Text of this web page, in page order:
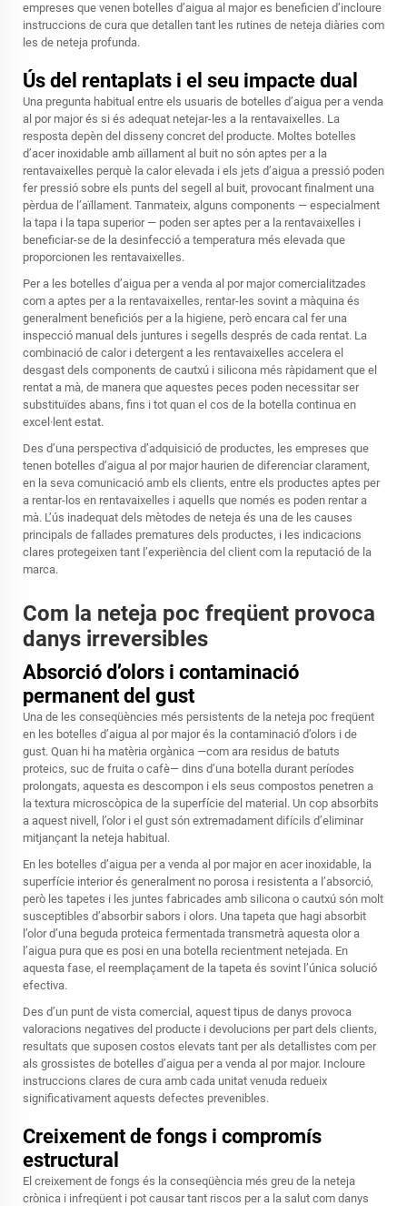
empreses que venen botelles d’aigua al major es beneficien d’incloure
instruccions de cura que detallen tant les rutines de neteja diàries com
les de neteja profunda.
Ús del rentaplats i el seu impacte dual
Una pregunta habitual entre els usuaris de botelles d’aigua per a venda
al por major és si és adequat netejar-les a la rentavaixelles. La
resposta depèn del disseny concret del producte. Moltes botelles
d’acer inoxidable amb aïllament al buit no són aptes per a la
rentavaixelles perquè la calor elevada i els jets d’aigua a pressió poden
fer pressió sobre els punts del segell al buit, provocant finalment una
pèrdua de l’aïllament. Tanmateix, alguns components — especialment
la tapa i la tapa superior — poden ser aptes per a la rentavaixelles i
beneficiar-se de la desinfecció a temperatura més elevada que
proporcionen les rentavaixelles.
Per a les botelles d’aigua per a venda al por major comercialitzades
com a aptes per a la rentavaixelles, rentar-les sovint a màquina és
generalment beneficiós per a la higiene, però encara cal fer una
inspecció manual dels juntures i segells després de cada rentat. La
combinació de calor i detergent a les rentavaixelles accelera el
desgast dels components de cautxú i silicona més ràpidament que el
rentat a mà, de manera que aquestes peces poden necessitar ser
substituïdes abans, fins i tot quan el cos de la botella continua en
excel·lent estat.
Des d’una perspectiva d’adquisició de productes, les empreses que
tenen botelles d’aigua al por major haurien de diferenciar clarament,
en la seva comunicació amb els clients, entre els productes aptes per
a rentar-los en rentavaixelles i aquells que només es poden rentar a
mà. L’ús inadequat dels mètodes de neteja és una de les causes
principals de fallades prematures dels productes, i les indicacions
clares protegeixen tant l’experiència del client com la reputació de la
marca.
Com la neteja poc freqüent provoca
danys irreversibles
Absorció d’olors i contaminació
permanent del gust
Una de les conseqüències més persistents de la neteja poc freqüent
en les botelles d’aigua al por major és la contaminació d’olors i de
gust. Quan hi ha matèria orgànica —com ara residus de batuts
proteics, suc de fruita o cafè— dins d’una botella durant períodes
prolongats, aquesta es descompon i els seus compostos penetren a
la textura microscòpica de la superfície del material. Un cop absorbits
a aquest nivell, l’olor i el gust són extremadament difícils d’eliminar
mitjançant la neteja habitual.
En les botelles d’aigua per a venda al por major en acer inoxidable, la
superfície interior és generalment no porosa i resistenta a l’absorció,
però les tapetes i les juntes fabricades amb silicona o cautxú són molt
susceptibles d’absorbir sabors i olors. Una tapeta que hagi absorbit
l’olor d’una beguda proteica fermentada transmetrà aquesta olor a
l’aigua pura que es posi en una botella recientment netejada. En
aquesta fase, el reemplaçament de la tapeta és sovint l’única solució
efectiva.
Des d’un punt de vista comercial, aquest tipus de danys provoca
valoracions negatives del producte i devolucions per part dels clients,
resultats que suposen costos elevats tant per als detallistes com per
als grossistes de botelles d’aigua per a venda al por major. Incloure
instruccions clares de cura amb cada unitat venuda redueix
significativament aquests defectes prevenibles.
Creixement de fongs i compromís
estructural
El creixement de fongs és la conseqüència més greu de la neteja
crònica i infreqüent i pot causar tant riscos per a la salut com danys